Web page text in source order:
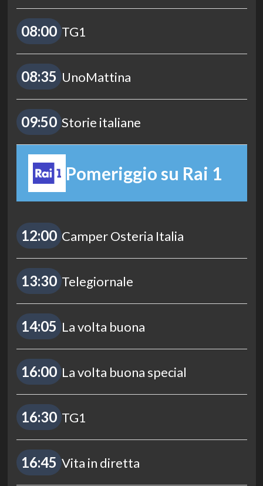
08:00 TG1
08:35 UnoMattina
09:50 Storie italiane
Pomeriggio su Rai 1
12:00 Camper Osteria Italia
13:30 Telegiornale
14:05 La volta buona
16:00 La volta buona special
16:30 TG1
16:45 Vita in diretta